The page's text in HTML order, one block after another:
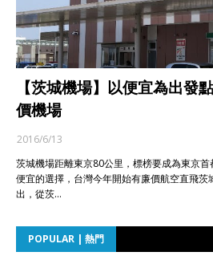
【茨城機場】以便宜為出
價機場
2016/6/13
茨城機場距離東京80公里，標榜要成為東京
便宜的選擇，台灣今年開始有廉價航空直飛茨
出，從茨…
POPULAR | 熱門